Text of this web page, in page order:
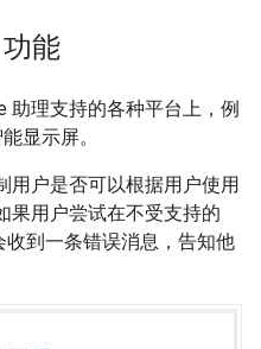
能
助理支持的各种平台上，例
显示屏。
用户是否可以根据用户使用
果用户尝试在不受支持的
到一条错误消息，告知他